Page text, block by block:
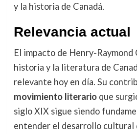
y la historia de Canadá.
Relevancia actual
El impacto de Henry-Raymond
historia y la literatura de
relevante hoy en día. Su
movimiento literarioque
siglo XIX sigue siendo
entender el desarrollo cultural